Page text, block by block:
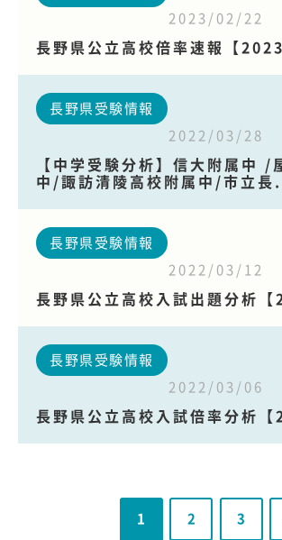
2023/02/22
長野県公立高校倍率速報【2023
長野県受験情報
2022/03/28
【中学受験分析】信大附属中 /
中/諏訪清陵高校附属中/市立長
長野県受験情報
2022/03/12
長野県公立高校入試出題分析【
長野県受験情報
2022/03/06
長野県公立高校入試倍率分析【
1 2 3